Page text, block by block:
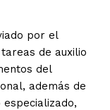
por el
de auxilio
del
además de
especializado,